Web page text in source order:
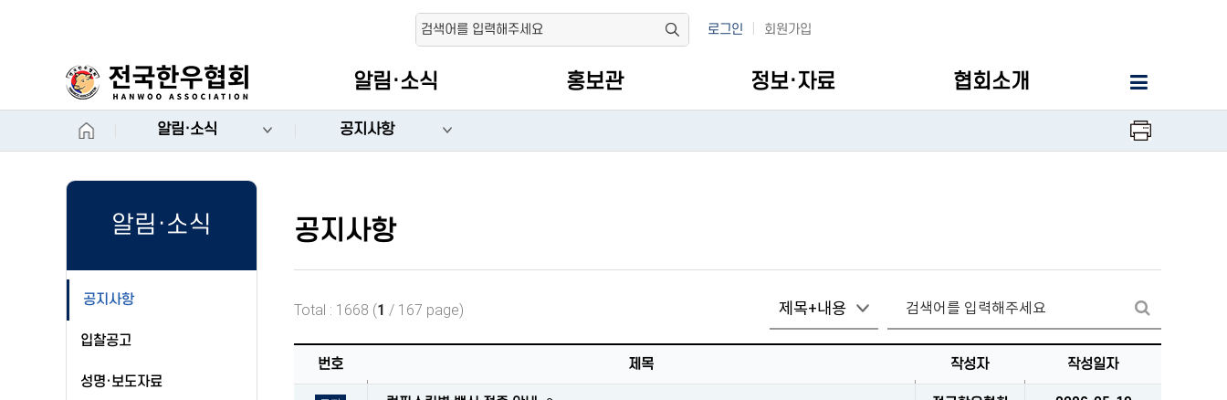
로그인 회원가입
상단
PC메뉴
알림·소식 홍보관 정보·자료 협회소개
알림·소식 공지사항 프린터
알림·소식
공지사항
입찰공고
성명·보도자료
공지사항
Total : 1668 (1 / 167 page)
select
번호 제목 작성자 작성일자